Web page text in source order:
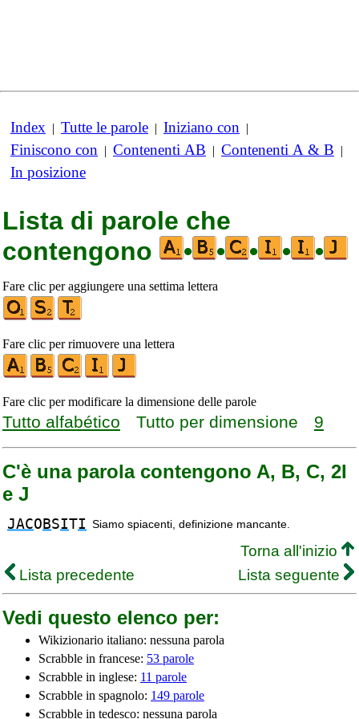
Index | Tutte le parole | Iniziano con |
Finiscono con | Contenenti AB | Contenenti A & B |
In posizione
Lista di parole che
contengono
• • • • •
Fare clic per aggiungere una settima lettera
Fare clic per rimuovere una lettera
Fare clic per modificare la dimensione delle parole
Tutto alfabético Tutto per dimensione 9
C'è una parola contengono A, B, C, 2I
e J
JACO BSITI Siamo spiacenti, definizione mancante.
Torna all'inizio
Lista precedente
Lista seguente
Vedi questo elenco per:
Wikizionario italiano: nessuna parola
Scrabble in francese: 53 parole
Scrabble in inglese: 11 parole
Scrabble in spagnolo: 149 parole
Scrabble in tedesco: nessuna parola